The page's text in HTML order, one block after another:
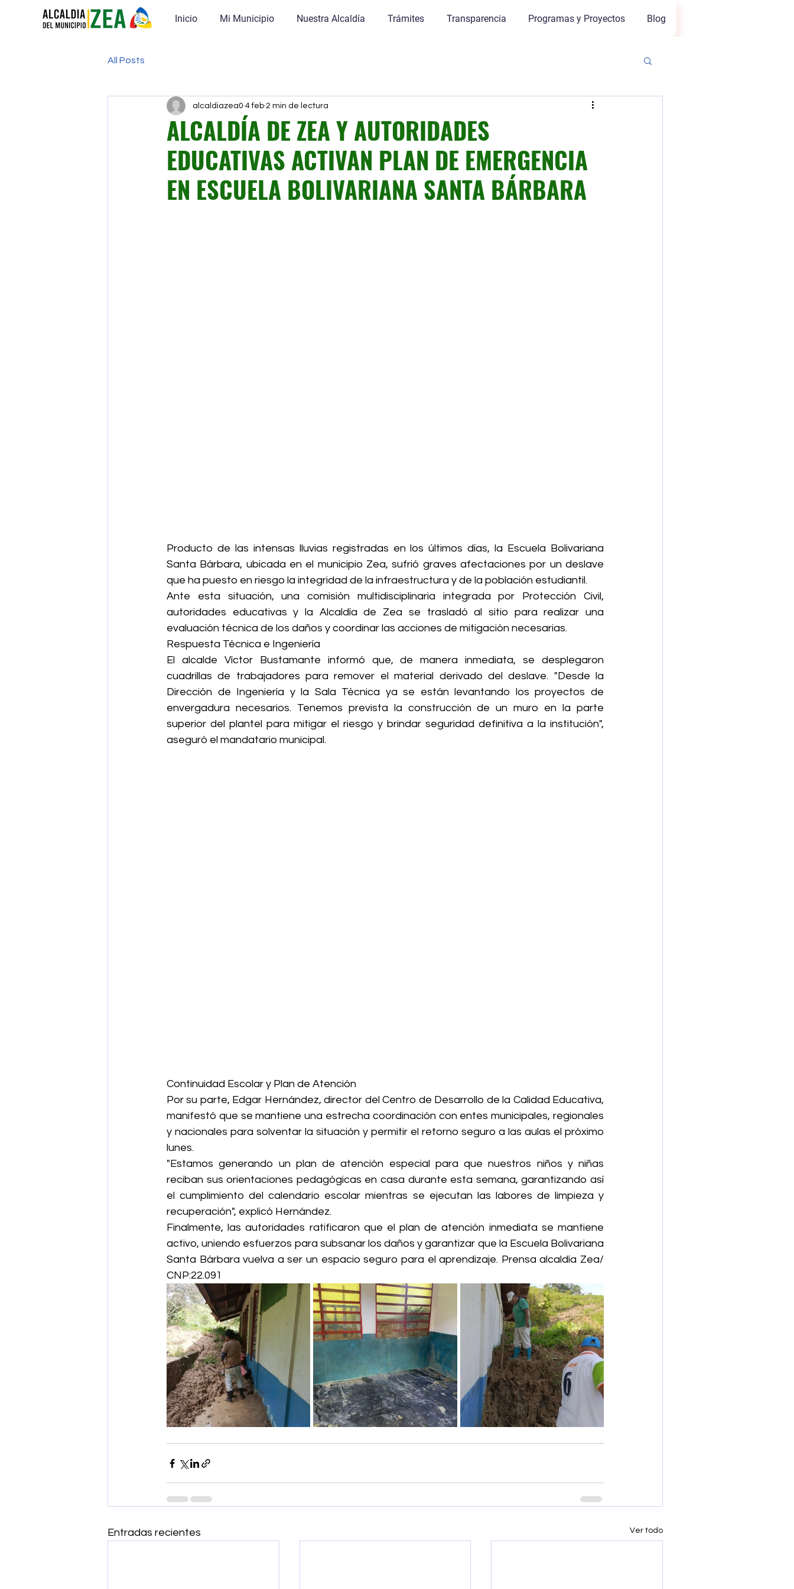
Inicio Mi Municipio Nuestra Alcaldía Trámites Transparencia Programas y Proyectos Blog
All Posts
ALCALDÍA DE ZEA Y AUTORIDADES
EDUCATIVAS ACTIVAN PLAN DE EMERGENCIA
EN ESCUELA BOLIVARIANA SANTA BÁRBARA
alcaldiazea0 4 feb 2 min de lectura
Producto de las intensas lluvias registradas en los últimos días, la Escuela Bolivariana
Santa Bárbara, ubicada en el municipio Zea, sufrió graves afectaciones por un deslave
que ha puesto en riesgo la integridad de la infraestructura y de la población estudiantil.
Ante esta situación, una comisión multidisciplinaria integrada por Protección Civil,
autoridades educativas y la Alcaldía de Zea se trasladó al sitio para realizar una
evaluación técnica de los daños y coordinar las acciones de mitigación necesarias.
Respuesta Técnica e Ingeniería
El alcalde Víctor Bustamante informó que, de manera inmediata, se desplegaron
cuadrillas de trabajadores para remover el material derivado del deslave. "Desde la
Dirección de Ingeniería y la Sala Técnica ya se están levantando los proyectos de
envergadura necesarios. Tenemos prevista la construcción de un muro en la parte
superior del plantel para mitigar el riesgo y brindar seguridad definitiva a la institución",
aseguró el mandatario municipal.
Continuidad Escolar y Plan de Atención
Por su parte, Edgar Hernández, director del Centro de Desarrollo de la Calidad Educativa,
manifestó que se mantiene una estrecha coordinación con entes municipales, regionales
y nacionales para solventar la situación y permitir el retorno seguro a las aulas el próximo
lunes.
"Estamos generando un plan de atención especial para que nuestros niños y niñas
reciban sus orientaciones pedagógicas en casa durante esta semana, garantizando así
el cumplimiento del calendario escolar mientras se ejecutan las labores de limpieza y
recuperación", explicó Hernández.
Finalmente, las autoridades ratificaron que el plan de atención inmediata se mantiene
activo, uniendo esfuerzos para subsanar los daños y garantizar que la Escuela Bolivariana
Santa Bárbara vuelva a ser un espacio seguro para el aprendizaje. Prensa alcaldía Zea/
CNP:22.091
Entradas recientes Ver todo